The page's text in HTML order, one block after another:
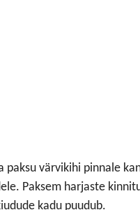
värvikihi pinnale
Paksem harjaste
kadu puudub.